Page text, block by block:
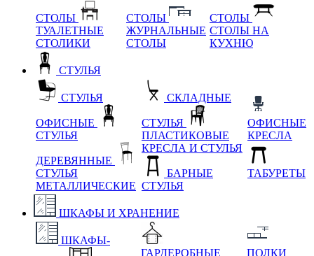
СТОЛЫ
ТУАЛЕТНЫЕ
СТОЛИКИ
СТОЛЫ
ЖУРНАЛЬНЫЕ
СТОЛЫ
СТОЛЫ
СТОЛЫ НА
КУХНЮ
СТУЛЬЯ
СТУЛЬЯ
ОФИСНЫЕ
СТУЛЬЯ
ДЕРЕВЯННЫЕ
СТУЛЬЯ
МЕТАЛЛИЧЕСКИЕ
СКЛАДНЫЕ
СТУЛЬЯ
ПЛАСТИКОВЫЕ
КРЕСЛА И СТУЛЬЯ
БАРНЫЕ
СТУЛЬЯ
ОФИСНЫЕ
КРЕСЛА
ТАБУРЕТЫ
ШКАФЫ И ХРАНЕНИЕ
ШКАФЫ-
ГАРДЕРОБНЫЕ
ПОЛКИ